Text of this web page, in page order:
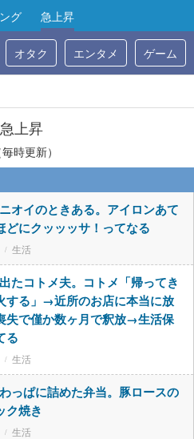
グ 急上昇
オタク エンタメ ゲーム
上昇
時更新）
オイのときある。アイロンあて
どにクッッッサ！ってなる
生活
たコトメ夫。コトメ「帰ってき
する」→近所のお店に本当に放
失で僅か数ヶ月で釈放→生活保
る
生活
っぱに詰めた弁当。豚ロースの
ク焼き
生活